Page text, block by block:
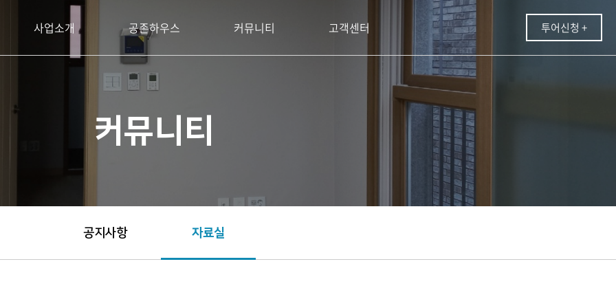
사업소개 공존하우스 커뮤니티 고객센터 투어신청 +
커뮤니티
공지사항 자료실